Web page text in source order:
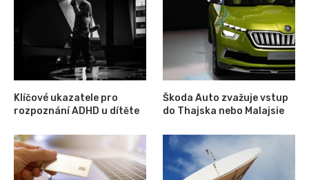
Klíčové ukazatele pro
rozpoznání ADHD u dítěte
Škoda Auto zvažuje vstup
do Thajska nebo Malajsie